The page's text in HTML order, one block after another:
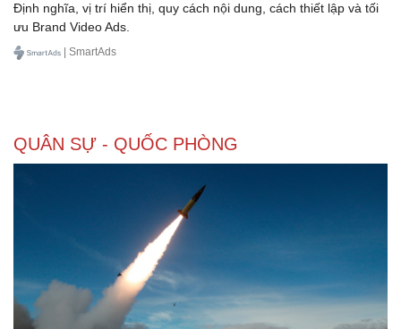
Định nghĩa, vị trí hiển thị, quy cách nội dung, cách thiết lập và tối
ưu Brand Video Ads.
| SmartAds
QUÂN SỰ - QUỐC PHÒNG